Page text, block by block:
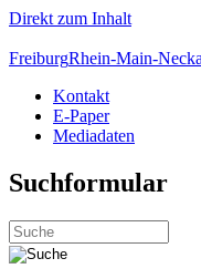
Direkt zum Inhalt
FreiburgRhein-Main-
Kontakt
E-Paper
Mediadaten
Suchformular